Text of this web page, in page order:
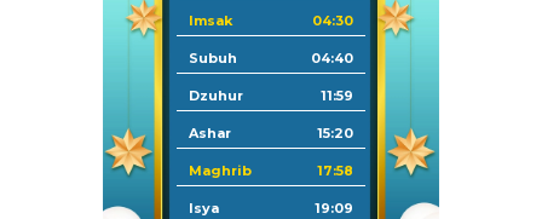
Imsak 04:30
Subuh 04:40
Dzuhur 11:59
Ashar 15:20
Maghrib 17:58
Isya 19:09